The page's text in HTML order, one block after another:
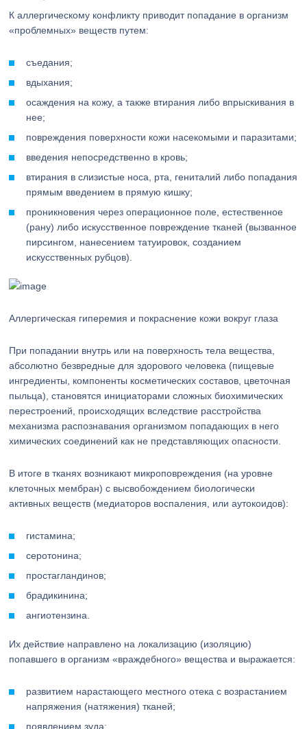
К аллергическому конфликту приводит попадание в организм
«проблемных» веществ путем:
съедания;
вдыхания;
осаждения на кожу, а также втирания либо впрыскивания в
нее;
повреждения поверхности кожи насекомыми и паразитами;
введения непосредственно в кровь;
втирания в слизистые носа, рта, гениталий либо попадания
прямым введением в прямую кишку;
проникновения через операционное поле, естественное
(рану) либо искусственное повреждение тканей (вызванное
пирсингом, нанесением татуировок, созданием
искусственных рубцов).
Аллергическая гиперемия и покраснение кожи вокруг глаза
При попадании внутрь или на поверхность тела вещества,
абсолютно безвредные для здорового человека (пищевые
ингредиенты, компоненты косметических составов, цветочная
пыльца), становятся инициаторами сложных биохимических
перестроений, происходящих вследствие расстройства
механизма распознавания организмом попадающих в него
химических соединений как не представляющих опасности.
В итоге в тканях возникают микроповреждения (на уровне
клеточных мембран) с высвобождением биологически
активных веществ (медиаторов воспаления, или аутокоидов):
гистамина;
серотонина;
простагландинов;
брадикинина;
ангиотензина.
Их действие направлено на локализацию (изоляцию)
попавшего в организм «враждебного» вещества и выражается:
развитием нарастающего местного отека с возрастанием
напряжения (натяжения) тканей;
появлением зуда;